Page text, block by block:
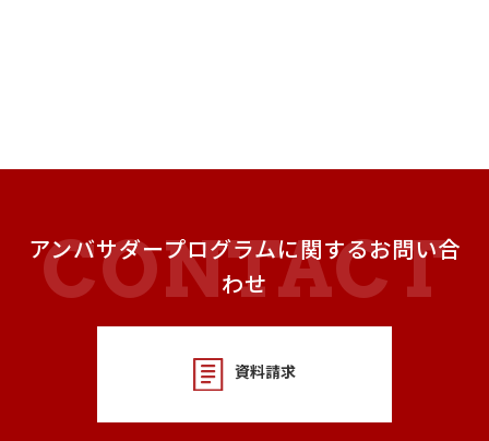
アンバサダープログラムに関するお問い合
わせ
資料請求